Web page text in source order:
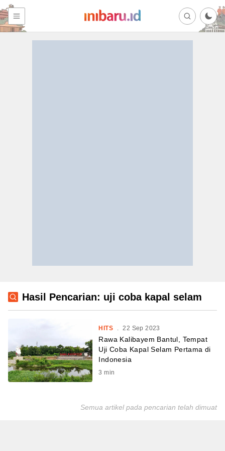
Hasil Pencarian: uji coba kapal selam
HITS . 22 Sep 2023
Rawa Kalibayem Bantul, Tempat
Uji Coba Kapal Selam Pertama di
Indonesia
3 min
Semua artikel pada pencarian telah dimuat